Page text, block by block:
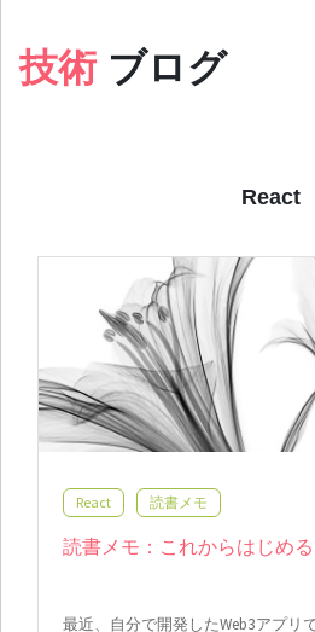
技術 ブログ
React
React 読書メモ
読書メモ：これからはじめ
最近、自分で開発したWeb3アプリ